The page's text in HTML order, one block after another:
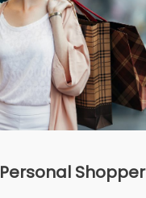
Personal Shopper